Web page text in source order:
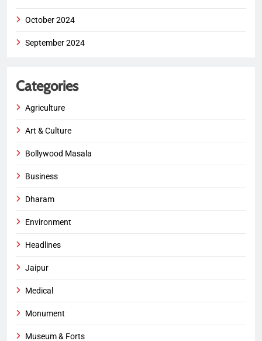
October 2024
September 2024
Categories
Agriculture
Art & Culture
Bollywood Masala
Business
Dharam
Environment
Headlines
Jaipur
Medical
Monument
Museum & Forts